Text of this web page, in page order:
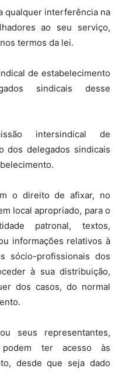
qualquer interferência na
ao seu serviço,
termos da lei.
de estabelecimento
sindicais desse
intersindical de
dos delegados sindicais
o direito de afixar, no
local apropriado, para o
patronal, textos,
informações relativos à
sócio-profissionais dos
à sua distribuição,
dos casos, do normal
seus representantes,
podem ter acesso às
desde que seja dado